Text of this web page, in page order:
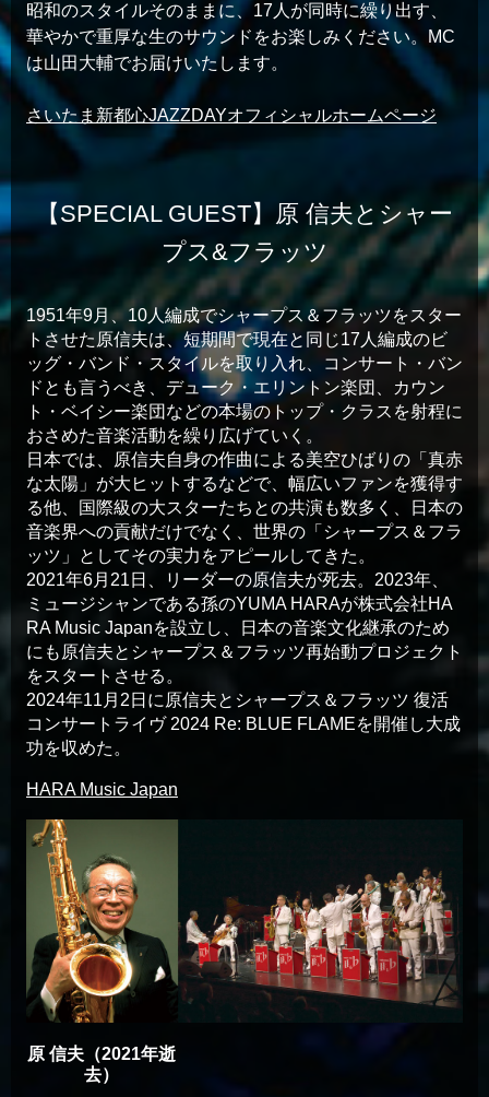
昭和のスタイルそのままに、17人が同時に繰り出す、
華やかで重厚な生のサウンドをお楽しみください。MC
は山田大輔でお届けいたします。
さいたま新都心JAZZDAYオフィシャルホームページ
【SPECIAL GUEST】原 信夫とシャー
プス&フラッツ
1951年9月、10人編成でシャープス＆フラッツをスター
トさせた原信夫は、短期間で現在と同じ17人編成のビ
ッグ・バンド・スタイルを取り入れ、コンサート・バン
ドとも言うべき、デューク・エリントン楽団、カウン
ト・ベイシー楽団などの本場のトップ・クラスを射程に
おさめた音楽活動を繰り広げていく。
日本では、原信夫自身の作曲による美空ひばりの「真赤
な太陽」が大ヒットするなどで、幅広いファンを獲得す
る他、国際級の大スターたちとの共演も数多く、日本の
音楽界への貢献だけでなく、世界の「シャープス＆フラ
ッツ」としてその実力をアピールしてきた。
2021年6月21日、リーダーの原信夫が死去。2023年、
ミュージシャンである孫のYUMA HARAが株式会社HA
RA Music Japanを設立し、日本の音楽文化継承のため
にも原信夫とシャープス＆フラッツ再始動プロジェクト
をスタートさせる。
2024年11月2日に原信夫とシャープス＆フラッツ 復活
コンサートライヴ 2024 Re: BLUE FLAMEを開催し大成
功を収めた。
HARA Music Japan
原 信夫（2021年逝
去）